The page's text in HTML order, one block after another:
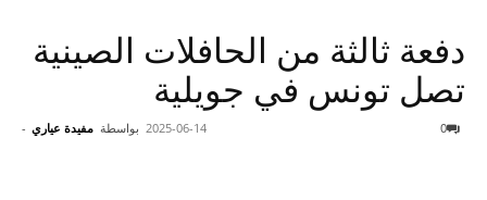
دفعة ثالثة من الحافلات الصينية
تصل تونس في جويلية
بواسطة مفيدة عياري - 2025-06-14 0